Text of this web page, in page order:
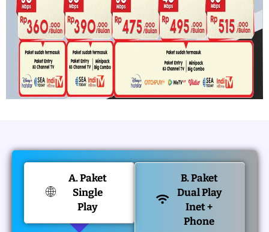
A. Paket
Single
Play
B. Paket
Dual Play
Inet +
Phone